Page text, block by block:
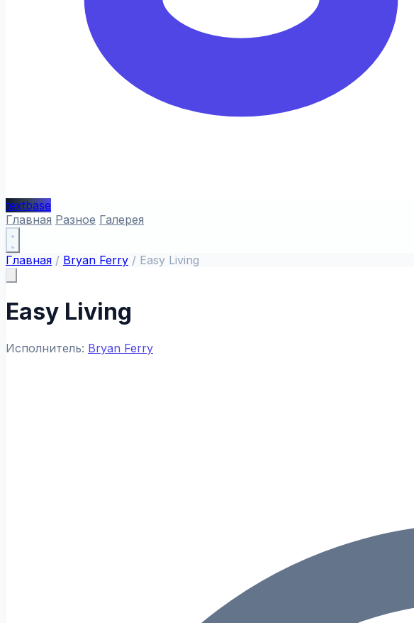
textbase
Главная Разное Галерея
Главная / Bryan Ferry / Easy Living
Easy Living
Исполнитель: Bryan Ferry